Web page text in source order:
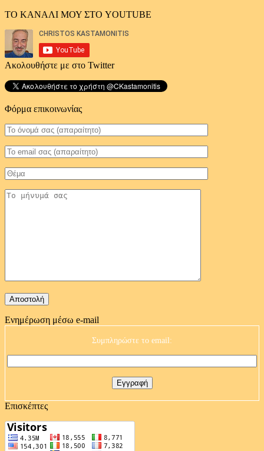
ΤΟ ΚΑΝΑΛΙ ΜΟΥ ΣΤΟ YOUTUBE
Ακολουθήστε με στο Twitter
Φόρμα επικοινωνίας
Ενημέρωση μέσω e-mail
Συμπληρώστε το email:
Επισκέπτες